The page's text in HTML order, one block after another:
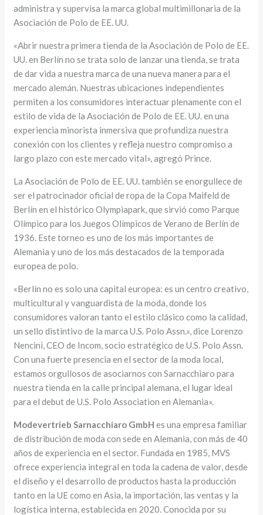
administra y supervisa la marca global multimillonaria de la
Asociación de Polo de EE. UU.
«Abrir nuestra primera tienda de la Asociación de Polo de EE.
UU. en Berlín no se trata solo de lanzar una tienda, se trata
de dar vida a nuestra marca de una nueva manera para el
mercado alemán. Nuestras ubicaciones independientes
permiten a los consumidores interactuar plenamente con el
estilo de vida de la Asociación de Polo de EE. UU. en una
experiencia minorista inmersiva que profundiza nuestra
conexión con los clientes y refleja nuestro compromiso a
largo plazo con este mercado vital», agregó Prince.
La Asociación de Polo de EE. UU. también se enorgullece de
ser el patrocinador oficial de ropa de la Copa Maifeld de
Berlín en el histórico Olympiapark, que sirvió como Parque
Olímpico para los Juegos Olímpicos de Verano de Berlín de
1936. Este torneo es uno de los más importantes de
Alemania y uno de los más destacados de la temporada
europea de polo.
«Berlín no es solo una capital europea: es un centro creativo,
multicultural y vanguardista de la moda, donde los
consumidores valoran tanto el estilo clásico como la calidad,
un sello distintivo de la marca U.S. Polo Assn.», dice Lorenzo
Nencini, CEO de Incom, socio estratégico de U.S. Polo Assn.
Con una fuerte presencia en el sector de la moda local,
estamos orgullosos de asociarnos con Sarnacchiaro para
nuestra tienda en la calle principal alemana, el lugar ideal
para el debut de U.S. Polo Association en Alemania».
Modevertrieb Sarnacchiaro GmbH es una empresa familiar
de distribución de moda con sede en Alemania, con más de 40
años de experiencia en el sector. Fundada en 1985, MVS
ofrece experiencia integral en toda la cadena de valor, desde
el diseño y el desarrollo de productos hasta la producción
tanto en la UE como en Asia, la importación, las ventas y la
logística interna, establecida en 2020. Conocida por su